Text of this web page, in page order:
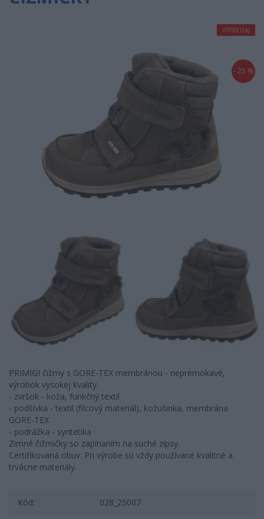
- 25 %
VÝPREDAJ
PRIMIGI čižmy s GORE-TEX membránou - nepremokavé,
výrobok vysokej kvality.
- zvršok - koža, funkčný textil
- podšívka - textil (filcový materiál), kožušinka, membrána
GORE-TEX
- podrážka - syntetika
Zimné čižmičky so zapínaním na suché zipsy.
Certifikovaná obuv. Pri výrobe sú vždy používané kvalitné a
trvácne materiály.
Kód: 028_25007